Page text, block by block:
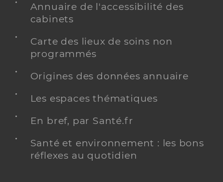
Annuaire de l'accessibilité des
cabinets
Carte des lieux de soins non
programmés
Origines des données annuaire
Les espaces thématiques
En bref, par Santé.fr
Santé et environnement : les bons
réflexes au quotidien